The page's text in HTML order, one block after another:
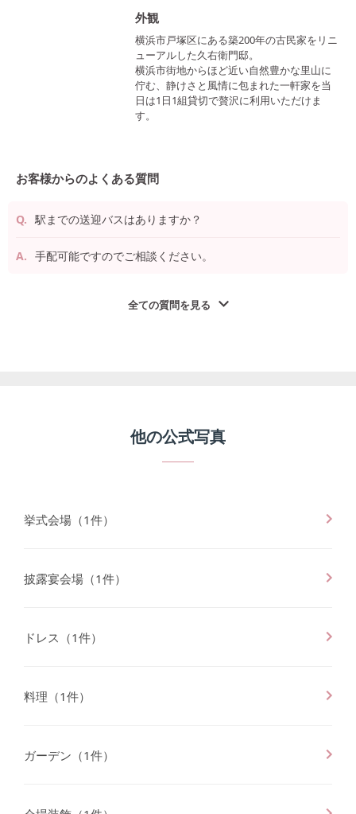
外観
横浜市戸塚区にある築200年の古民家をリニ
ューアルした久右衛門邸。
横浜市街地からほど近い自然豊かな里山に
佇む、静けさと風情に包まれた一軒家を当
日は1日1組貸切で贅沢に利用いただけま
す。
お客様からのよくある質問
駅までの送迎バスはありますか？
手配可能ですのでご相談ください。
全ての質問を見る
他の公式写真
挙式会場 （1件）
披露宴会場 （1件）
ドレス （1件）
料理 （1件）
ガーデン （1件）